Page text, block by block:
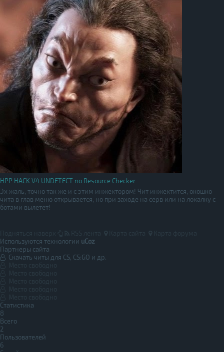
HPP HACK V4 UNDETECT no Resource Checker
Эх жаль, точно так же и с этим инжектором! Чит инжектится, окошко
чита в глав меню открывается, но при заходе на серв или на локалку с
ботами вылетет!
Используются технологии uCoz
Партнеры сайта
Скачать читы для CS, CS:GO и др.
Статистика
8
Всего
2
Пользователей
6